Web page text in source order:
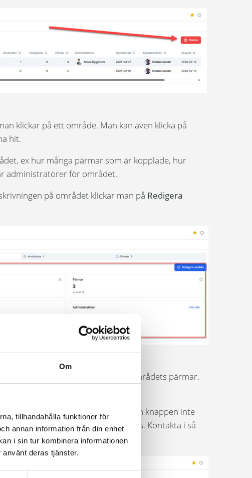
Om
tillhandahålla funktioner för
annan information från din enhet
i sin tur kombinera informationen
deras tjänster.
klickar på ett område. Man kan även klicka på
hit.
ex hur många pärmar som är kopplade, hur
administratörer för området.
på området klickar man på Redigera
för att se vilka som har åtkomst till områdets pärmar.
att lägga till nya användare (OBS! Om knappen inte
troligtvis det paket som krävs. Kontakta i så